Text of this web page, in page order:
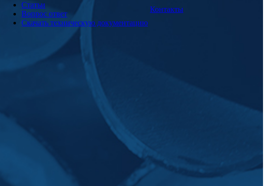
Статьи
Вопрос ответ
Скачать техническую документацию
Контакты